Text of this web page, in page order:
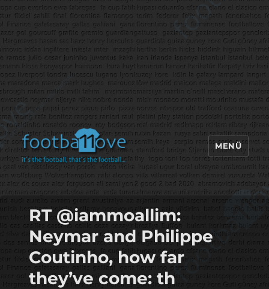
footbaLLove
MENÜ
RT @iammoallim:
Neymar and Philippe
Coutinho, how far
they’ve come: th